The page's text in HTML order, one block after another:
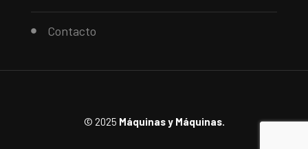
Contacto
© 2025 Máquinas y Máquinas.